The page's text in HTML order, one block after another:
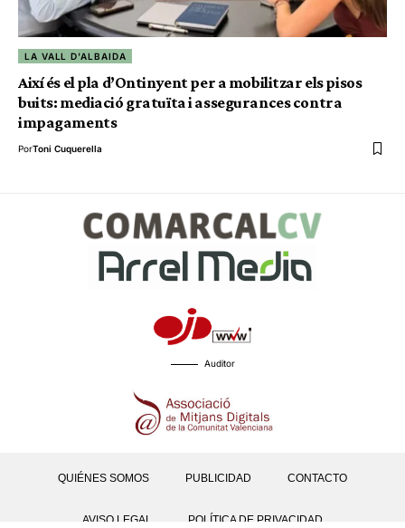
LA VALL D'ALBAIDA
Així és el pla d’Ontinyent per a mobilitzar els pisos
buits: mediació gratuïta i assegurances contra
impagaments
PorToni Cuquerella
Auditor
QUIÉNES SOMOS PUBLICIDAD CONTACTO
AVISO LEGAL POLÍTICA DE PRIVACIDAD